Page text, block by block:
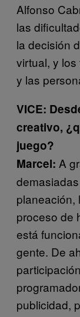
Alfonso
las
la decisión
virtual, y
y las
VICE:
creativo,
juego?
Marcel: A
planeación,
proceso de
está
gente. De
publicidad,